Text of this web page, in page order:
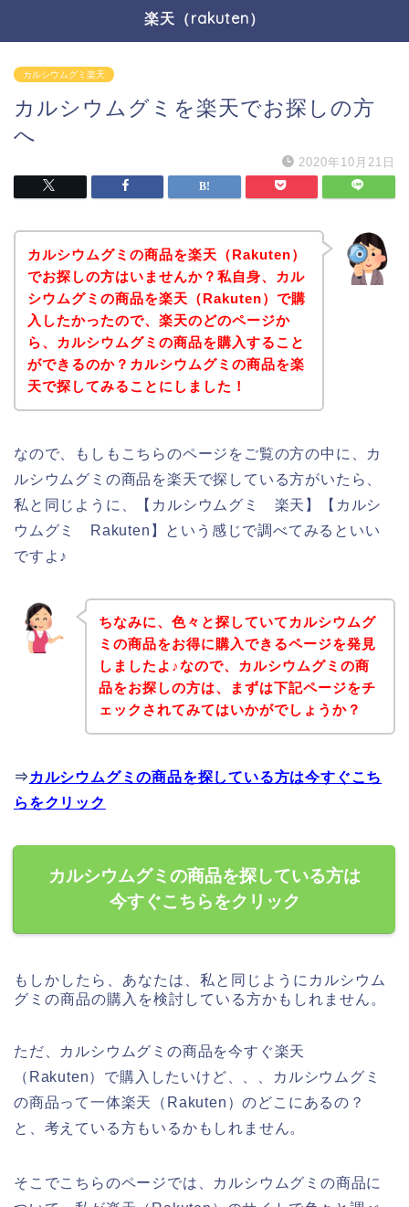
楽天（rakuten）
カルシウムグミ楽天
カルシウムグミを楽天でお探しの方
へ
2020年10月21日
カルシウムグミの商品を楽天（Rakuten）
でお探しの方はいませんか？私自身、カル
シウムグミの商品を楽天（Rakuten）で購
入したかったので、楽天のどのページか
ら、カルシウムグミの商品を購入すること
ができるのか？カルシウムグミの商品を楽
天で探してみることにしました！
なので、もしもこちらのページをご覧の方の中に、カ
ルシウムグミの商品を楽天で探している方がいたら、
私と同じように、【カルシウムグミ 楽天】【カルシ
ウムグミ Rakuten】という感じで調べてみるといい
ですよ♪
ちなみに、色々と探していてカルシウムグ
ミの商品をお得に購入できるページを発見
しましたよ♪なので、カルシウムグミの商
品をお探しの方は、まずは下記ページをチ
ェックされてみてはいかがでしょうか？
⇒ カルシウムグミの商品を探している方は今すぐこち
らをクリック
カルシウムグミの商品を探している方は
今すぐこちらをクリック
もしかしたら、あなたは、私と同じようにカルシウム
グミの商品の購入を検討している方かもしれません。
ただ、カルシウムグミの商品を今すぐ楽天
（Rakuten）で購入したいけど、、、カルシウムグミ
の商品って一体楽天（Rakuten）のどこにあるの？
と、考えている方もいるかもしれません。
そこでこちらのページでは、カルシウムグミの商品に